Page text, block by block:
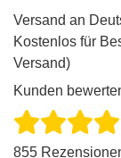
Versand an
Kostenlos für
Versand)
Kunden
855